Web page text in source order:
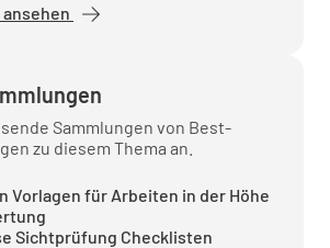
Sammlungen von Best-
zu diesem Thema an.
Vorlagen für Arbeiten in der Höhe
Sichtprüfung Checklisten